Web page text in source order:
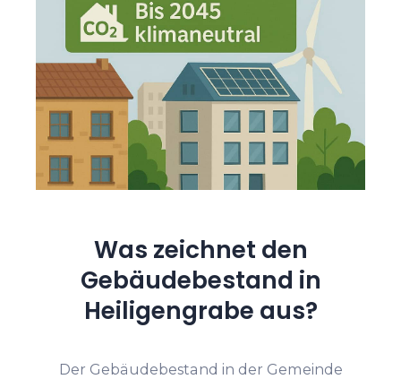
Was zeichnet den
Gebäudebestand in
Heiligengrabe aus?
Der Gebäudebestand in der Gemeinde